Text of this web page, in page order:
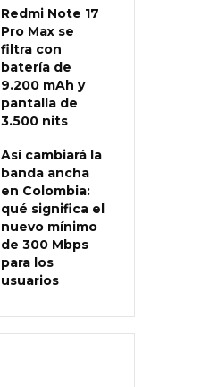
Redmi Note 17
Pro Max se
filtra con
batería de
9.200 mAh y
pantalla de
3.500 nits
Así cambiará la
banda ancha
en Colombia:
qué significa el
nuevo mínimo
de 300 Mbps
para los
usuarios